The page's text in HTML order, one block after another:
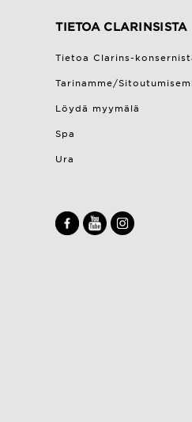
TIETOA CLARINSISTA
Tietoa Clarins-
Tarinamme/
Löydä myymälä
Spa
Ura